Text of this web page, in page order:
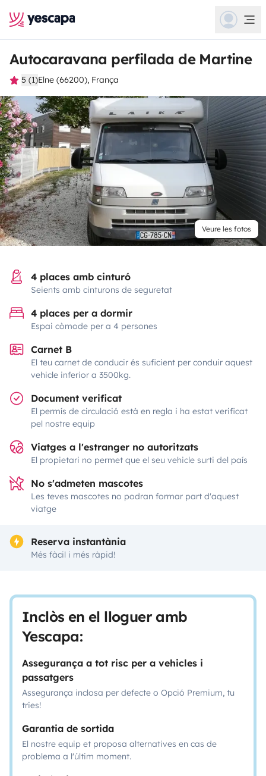
Autocaravana perfilada de Martine
5 (1)Elne (66200), França
Veure les fotos
4 places amb cinturó
Seients amb cinturons de seguretat
4 places per a dormir
Espai còmode per a 4 persones
Carnet B
El teu carnet de conducir és suficient per conduir aquest
vehicle inferior a 3500kg.
Document verificat
El permís de circulació està en regla i ha estat verificat
pel nostre equip
Viatges a l'estranger no autoritzats
El propietari no permet que el seu vehicle surti del país
No s'admeten mascotes
Les teves mascotes no podran formar part d'aquest
viatge
Reserva instantània
Més fàcil i més ràpid!
Inclòs en el lloguer amb
Yescapa:
Assegurança a tot risc per a vehicles i
passatgers
Assegurança inclosa per defecte o Opció Premium, tu
tries!
Garantia de sortida
El nostre equip et proposa alternatives en cas de
problema a l'últim moment.